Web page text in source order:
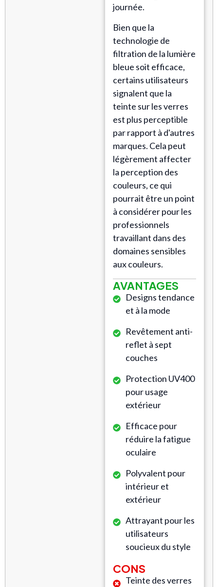
journée.
Bien que la
technologie de
filtration de la lumière
bleue soit efficace,
certains utilisateurs
signalent que la
teinte sur les verres
est plus perceptible
par rapport à d'autres
marques. Cela peut
légèrement affecter
la perception des
couleurs, ce qui
pourrait être un point
à considérer pour les
professionnels
travaillant dans des
domaines sensibles
aux couleurs.
AVANTAGES
Designs tendance
et à la mode
Revêtement anti-
reflet à sept
couches
Protection UV400
pour usage
extérieur
Efficace pour
réduire la fatigue
oculaire
Polyvalent pour
intérieur et
extérieur
Attrayant pour les
utilisateurs
soucieux du style
CONS
Teinte des verres